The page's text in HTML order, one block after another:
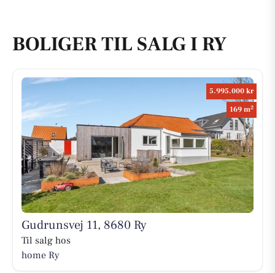
BOLIGER TIL SALG I RY
5.995.000 kr
169 m2
Gudrunsvej 11, 8680 Ry
Til salg hos
home Ry